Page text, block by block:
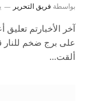
بواسطة فريق التحرير
آخر الأخبارتم
على برج ضخم للنار
ألقت…